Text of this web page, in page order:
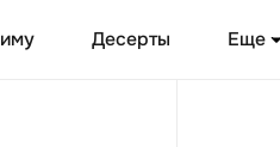
Десерты Еще